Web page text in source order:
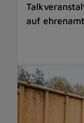
auf